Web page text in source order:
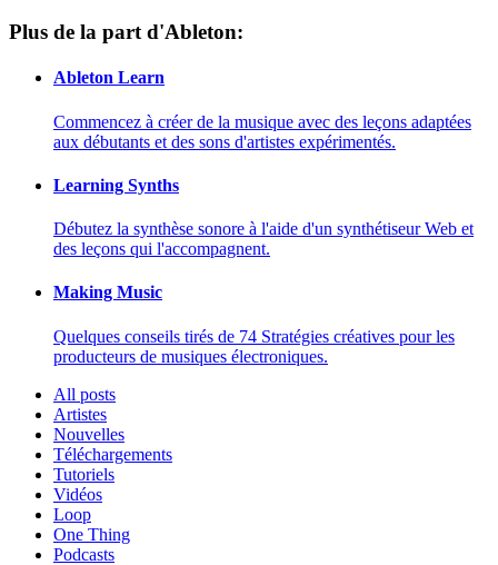
Plus de la part d'Ableton:
Ableton Learn
Commencez à créer de la musique avec des leçons adaptées
aux débutants et des sons d'artistes expérimentés.
Learning Synths
Débutez la synthèse sonore à l'aide d'un synthétiseur Web et
des leçons qui l'accompagnent.
Making Music
Quelques conseils tirés de 74 Stratégies créatives pour les
producteurs de musiques électroniques.
All posts
Artistes
Nouvelles
Téléchargements
Tutoriels
Vidéos
Loop
One Thing
Podcasts